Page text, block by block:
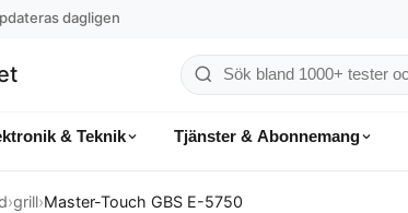
dagligen
Sök
konsumentvalet
& Teknik Tjänster & Abonnemang
›grill›Master-Touch GBS E-5750